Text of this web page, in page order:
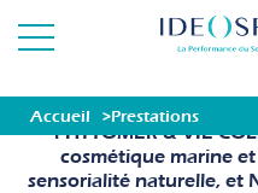
Accueil Prestations
Notre spa s’entoure
PHYTOMER & VIE
cosmétique marine
sensorialité naturelle, et